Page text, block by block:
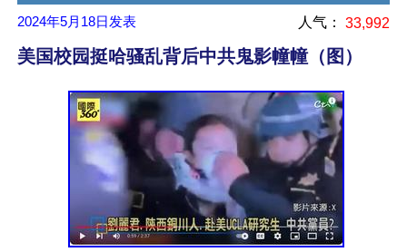
2024年5月18日 发表 人气： 33,992
美国校园挺哈骚乱背后中共鬼影幢幢（图）